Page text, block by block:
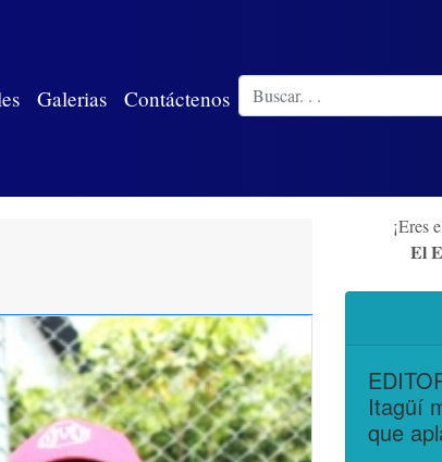
Galerias Contáctenos
¡Eres
El
Itagüí
que